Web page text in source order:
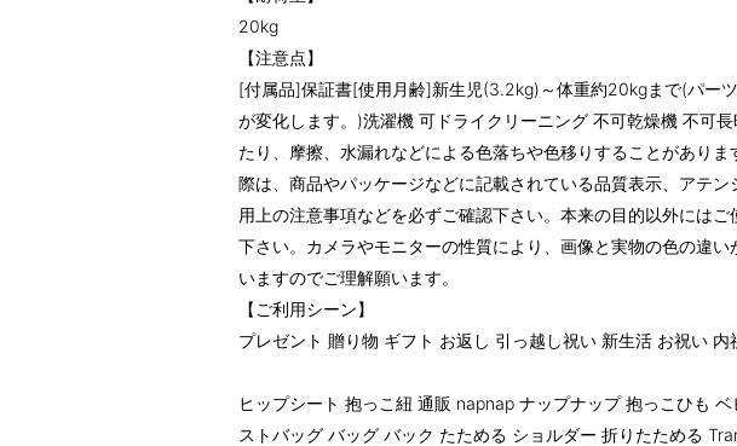
20kg
【注意点】
[付属品]保証書[使用月齢]新生児(3.2kg)～体重約20kgまで(パー
が変化します。)洗濯機 可ドライクリーニング 不可乾燥機 不可
たり、摩擦、水漏れなどによる色落ちや色移りすることがありま
際は、商品やパッケージなどに記載されている品質表示、アテン
用上の注意事項などを必ずご確認下さい。本来の目的以外にはご
下さい。カメラやモニターの性質により、画像と実物の色の違い
いますのでご理解願います。
【ご利用シーン】
プレゼント 贈り物 ギフト お返し 引っ越し祝い 新生活 お祝い 内
ヒップシート 抱っこ紐 通販 napnap ナップナップ 抱っこひも
ストバッグ バッグ バック たためる ショルダー 折りたためる